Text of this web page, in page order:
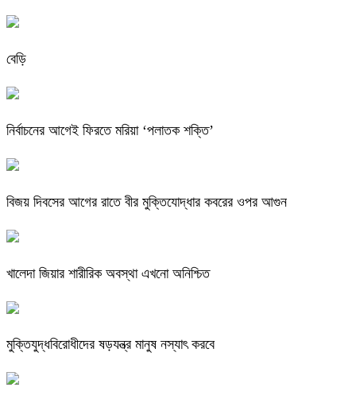
বেড়ি
নির্বাচনের আগেই ফিরতে মরিয়া ‘পলাতক শক্তি’
বিজয় দিবসের আগের রাতে বীর মুক্তিযোদ্ধার কবরের ওপর আগুন
খালেদা জিয়ার শারীরিক অবস্থা এখনো অনিশ্চিত
মুক্তিযুদ্ধবিরোধীদের ষড়যন্ত্র মানুষ নস্যাৎ করবে